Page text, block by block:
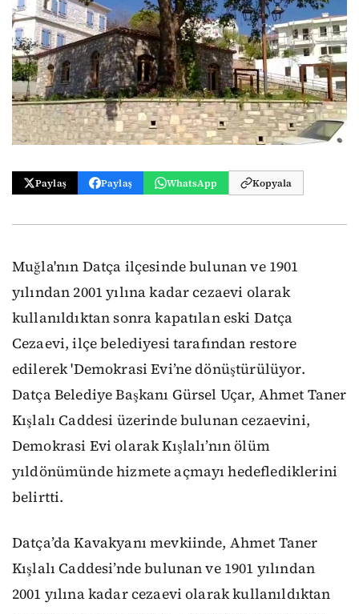
Paylaş Paylaş WhatsApp Kopyala
Muğla'nın Datça ilçesinde bulunan ve 1901
yılından 2001 yılına kadar cezaevi olarak
kullanıldıktan sonra kapatılan eski Datça
Cezaevi, ilçe belediyesi tarafından restore
edilerek 'Demokrasi Evi’ne dönüştürülüyor.
Datça Belediye Başkanı Gürsel Uçar, Ahmet Taner
Kışlalı Caddesi üzerinde bulunan cezaevini,
Demokrasi Evi olarak Kışlalı’nın ölüm
yıldönümünde hizmete açmayı hedeflediklerini
belirtti.
Datça’da Kavakyanı mevkiinde, Ahmet Taner
Kışlalı Caddesi’nde bulunan ve 1901 yılından
2001 yılına kadar cezaevi olarak kullanıldıktan